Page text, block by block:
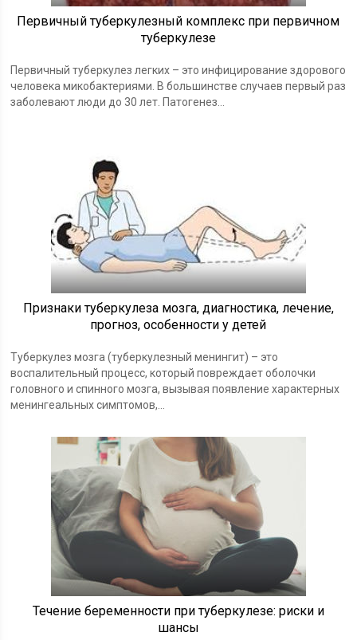
Первичный туберкулезный комплекс при первичном
туберкулезе
Первичный туберкулез легких – это инфицирование здорового
человека микобактериями. В большинстве случаев первый раз
заболевают люди до 30 лет. Патогенез...
Признаки туберкулеза мозга, диагностика, лечение,
прогноз, особенности у детей
Туберкулез мозга (туберкулезный менингит) – это
воспалительный процесс, который повреждает оболочки
головного и спинного мозга, вызывая появление характерных
менингеальных симптомов,...
Течение беременности при туберкулезе: риски и
шансы